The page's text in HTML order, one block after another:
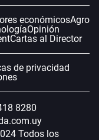
económicosAgro
Opinión
Cartas al Director
de privacidad
8280
Todos los